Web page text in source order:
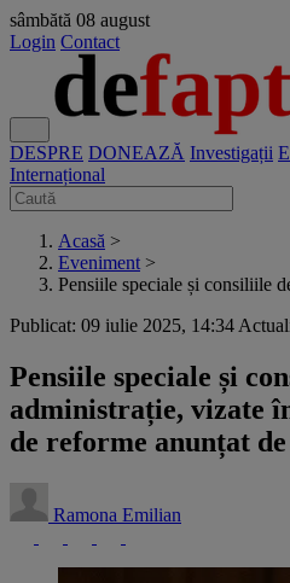
sâmbătă 08 august
Login Contact
DESPRE DONEAZĂ Investigații
Internațional
Acasă >
Eveniment >
Pensiile speciale și consiliile
Publicat: 09 iulie 2025, 14:34
Pensiile speciale și
administrație, vizate
de reforme anunțat
Ramona Emilian